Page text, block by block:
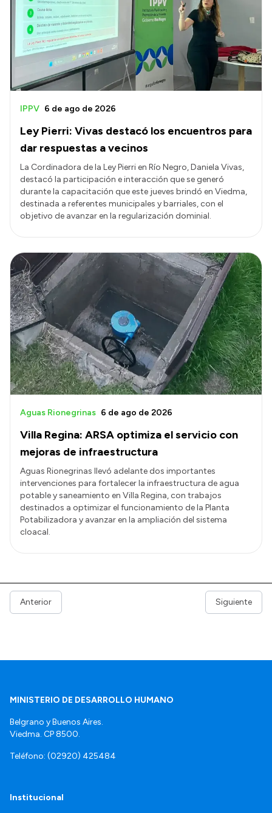
Ley Pierri: Vivas destacó los encuentros para
dar respuestas a vecinos
IPPV 6 de ago de 2026
La Cordinadora de la Ley Pierri en Río Negro, Daniela Vivas,
destacó la participación e interacción que se generó
durante la capacitación que este jueves brindó en Viedma,
destinada a referentes municipales y barriales, con el
objetivo de avanzar en la regularización dominial.
Villa Regina: ARSA optimiza el servicio con
mejoras de infraestructura
Aguas Rionegrinas 6 de ago de 2026
Aguas Rionegrinas llevó adelante dos importantes
intervenciones para fortalecer la infraestructura de agua
potable y saneamiento en Villa Regina, con trabajos
destinados a optimizar el funcionamiento de la Planta
Potabilizadora y avanzar en la ampliación del sistema
cloacal.
Anterior Siguiente
MINISTERIO DE DESARROLLO HUMANO
Belgrano y Buenos Aires.
Viedma. CP 8500.
Teléfono: (02920) 425484
Institucional